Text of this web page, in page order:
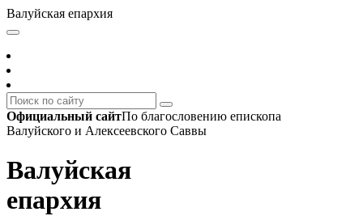
Валуйская епархия
Официальный сайтПо благословению епископа
Валуйского и Алексеевского Саввы
Валуйская
епархия